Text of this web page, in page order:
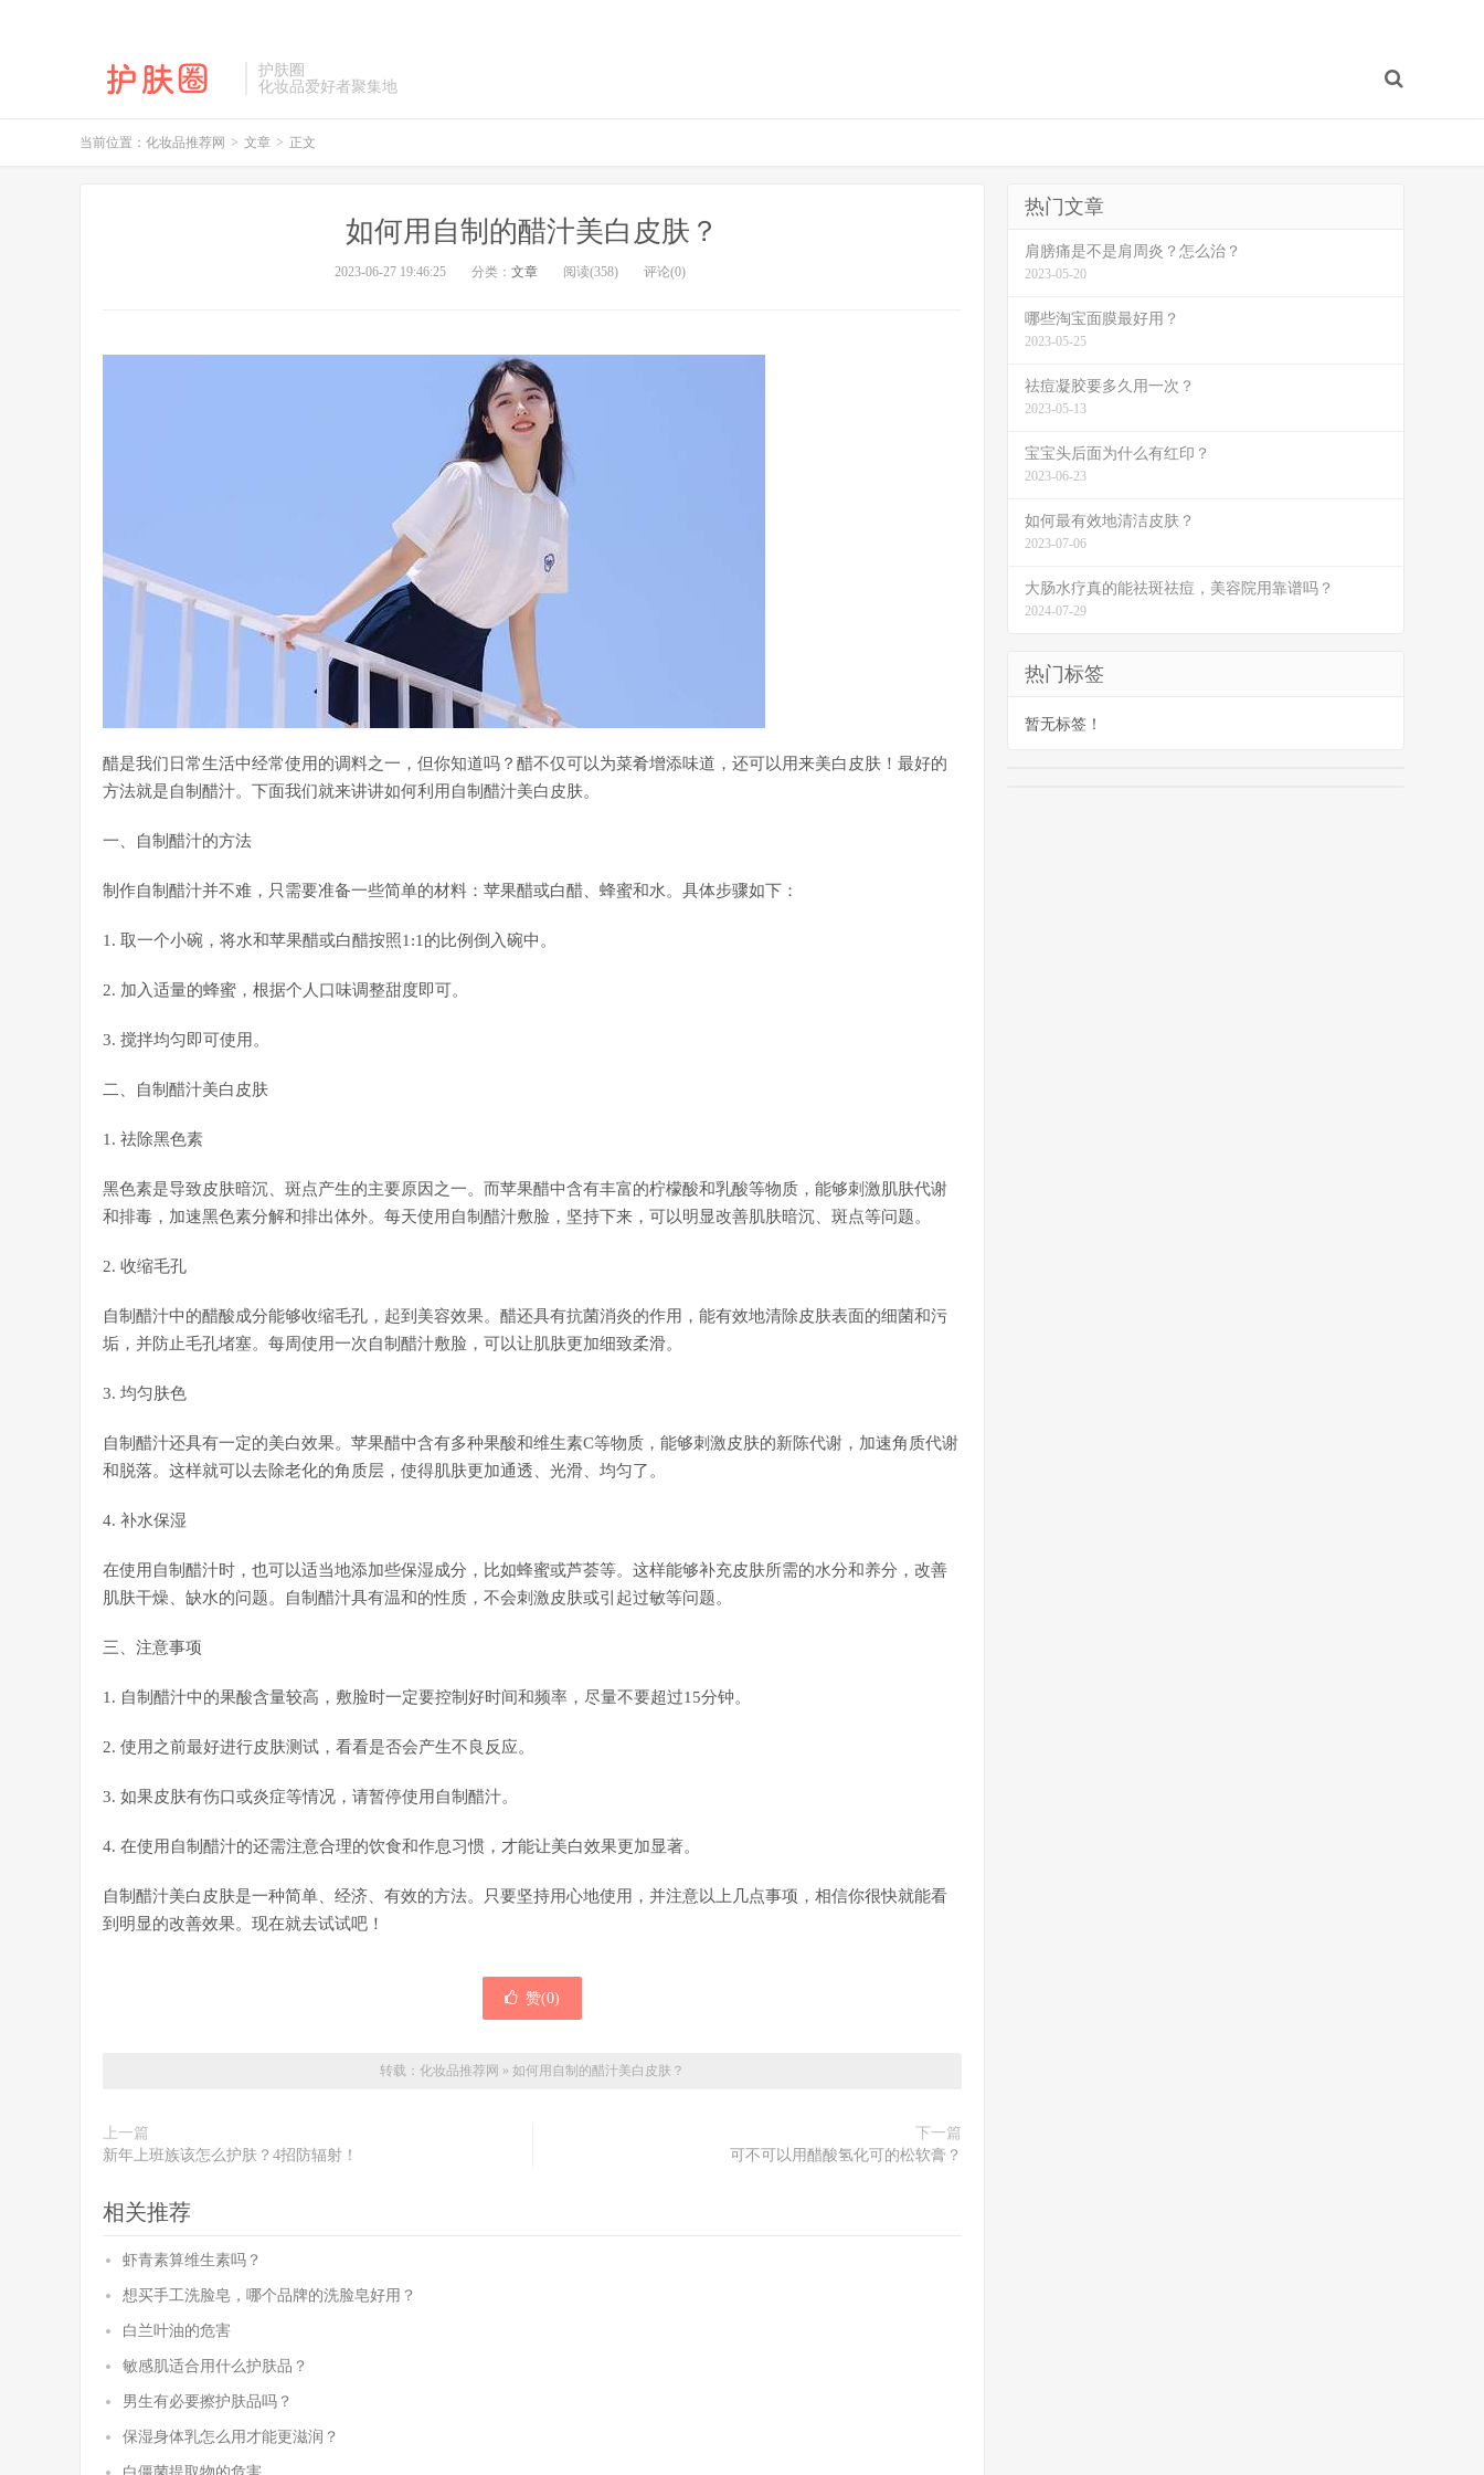
护肤圈
化妆品爱好者聚集地
当前位置： 化妆品推荐网 > 文章 > 正文
如何用自制的醋汁美白皮肤？
2023-06-27 19:46:25 分类： 文章 阅读(358) 评论(0)
醋是我们日常生活中经常使用的调料之一，但你知道吗？醋不仅可以为菜肴增添味道，还可以用来美白皮肤！最好的
方法就是自制醋汁。下面我们就来讲讲如何利用自制醋汁美白皮肤。
一、自制醋汁的方法
制作自制醋汁并不难，只需要准备一些简单的材料：苹果醋或白醋、蜂蜜和水。具体步骤如下：
1. 取一个小碗，将水和苹果醋或白醋按照1:1的比例倒入碗中。
2. 加入适量的蜂蜜，根据个人口味调整甜度即可。
3. 搅拌均匀即可使用。
二、自制醋汁美白皮肤
1. 祛除黑色素
黑色素是导致皮肤暗沉、斑点产生的主要原因之一。而苹果醋中含有丰富的柠檬酸和乳酸等物质，能够刺激肌肤代谢
和排毒，加速黑色素分解和排出体外。每天使用自制醋汁敷脸，坚持下来，可以明显改善肌肤暗沉、斑点等问题。
2. 收缩毛孔
自制醋汁中的醋酸成分能够收缩毛孔，起到美容效果。醋还具有抗菌消炎的作用，能有效地清除皮肤表面的细菌和污
垢，并防止毛孔堵塞。每周使用一次自制醋汁敷脸，可以让肌肤更加细致柔滑。
3. 均匀肤色
自制醋汁还具有一定的美白效果。苹果醋中含有多种果酸和维生素C等物质，能够刺激皮肤的新陈代谢，加速角质代谢
和脱落。这样就可以去除老化的角质层，使得肌肤更加通透、光滑、均匀了。
4. 补水保湿
在使用自制醋汁时，也可以适当地添加些保湿成分，比如蜂蜜或芦荟等。这样能够补充皮肤所需的水分和养分，改善
肌肤干燥、缺水的问题。自制醋汁具有温和的性质，不会刺激皮肤或引起过敏等问题。
三、注意事项
1. 自制醋汁中的果酸含量较高，敷脸时一定要控制好时间和频率，尽量不要超过15分钟。
2. 使用之前最好进行皮肤测试，看看是否会产生不良反应。
3. 如果皮肤有伤口或炎症等情况，请暂停使用自制醋汁。
4. 在使用自制醋汁的还需注意合理的饮食和作息习惯，才能让美白效果更加显著。
自制醋汁美白皮肤是一种简单、经济、有效的方法。只要坚持用心地使用，并注意以上几点事项，相信你很快就能看
到明显的改善效果。现在就去试试吧！
赞(0)
转载： 化妆品推荐网 » 如何用自制的醋汁美白皮肤？
上一篇
新年上班族该怎么护肤？4招防辐射！
下一篇
可不可以用醋酸氢化可的松软膏？
相关推荐
虾青素算维生素吗？
想买手工洗脸皂，哪个品牌的洗脸皂好用？
白兰叶油的危害
敏感肌适合用什么护肤品？
男生有必要擦护肤品吗？
保湿身体乳怎么用才能更滋润？
热门文章
肩膀痛是不是肩周炎？怎么治？
2023-05-20
哪些淘宝面膜最好用？
2023-05-25
祛痘凝胶要多久用一次？
2023-05-13
宝宝头后面为什么有红印？
2023-06-23
如何最有效地清洁皮肤？
2023-07-06
大肠水疗真的能祛斑祛痘，美容院用靠谱吗？
2024-07-29
热门标签
暂无标签！